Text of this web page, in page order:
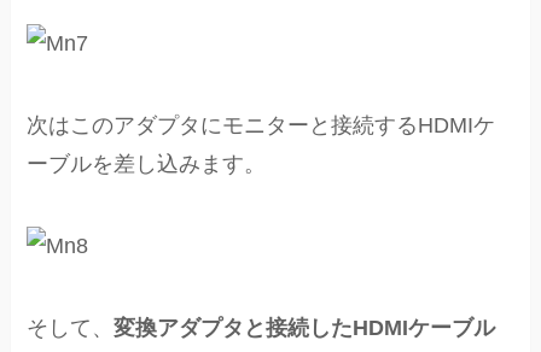
次はこのアダプタにモニターと接続するHDMIケ
ーブルを差し込みます。
そして、変換アダプタと接続したHDMIケーブル